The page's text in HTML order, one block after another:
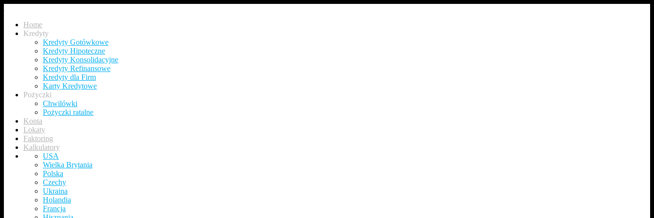
Home
Kredyty
Kredyty Gotówkowe
Kredyty Hipoteczne
Kredyty Konsolidacyjne
Kredyty Refinansowe
Kredyty dla Firm
Karty Kredytowe
Pożyczki
Chwilówki
Pożyczki ratalne
Konta
Lokaty
Faktoring
Kalkulatory
USA
Wielka Brytania
Polska
Czechy
Ukraina
Holandia
Francja